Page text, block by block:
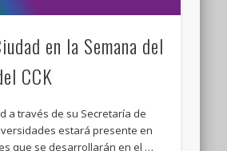
en la Semana del
CCK
a través de su Secretaría de
estará presente en
que se desarrollarán en el …